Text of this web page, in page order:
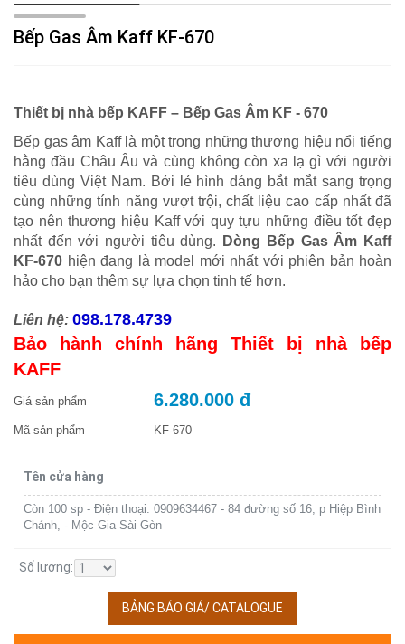
Bếp Gas Âm Kaff KF-670
Thiết bị nhà bếp KAFF – Bếp Gas Âm KF - 670
Bếp gas âm Kaff là một trong những thương hiệu nổi tiếng
hằng đầu Châu Âu và cùng không còn xa lạ gì với người
tiêu dùng Việt Nam. Bởi lẻ hình dáng bắt mắt sang trọng
cùng những tính năng vượt trội, chất liệu cao cấp nhất đã
tạo nên thương hiệu Kaff với quy tựu những điều tốt đẹp
nhất đến với người tiêu dùng.
Dòng Bếp Gas Âm Kaff
KF-670 hiện đang là model mới nhất với phiên bản hoàn
hảo cho bạn thêm sự lựa chọn tinh tế hơn.
Liên hệ: 098.178.4739
Bảo hành chính hãng Thiết bị nhà bếp
KAFF
Giá sản phẩm 6.280.000 đ
Mã sản phẩm KF-670
Tên cửa hàng
Còn 100 sp - Điện thoại: 0909634467 - 84 đường số 16, p Hiệp Bình
Chánh, - Mộc Gia Sài Gòn
Số lượng:
BẢNG BÁO GIÁ/ CATALOGUE